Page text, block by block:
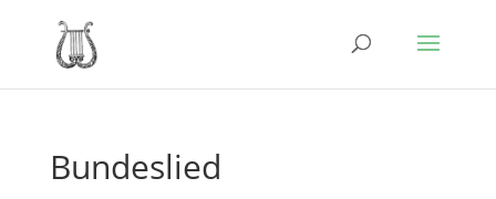
Bundeslied